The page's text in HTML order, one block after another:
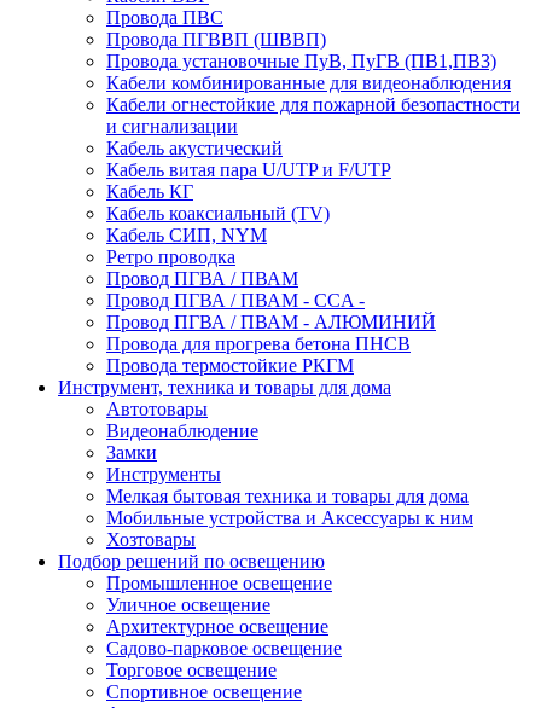
Провода ПВС
Провода ПГВВП (ШВВП)
Провода установочные ПуВ, ПуГВ (ПВ1,ПВ3)
Кабели комбинированные для видеонаблюдения
Кабели огнестойкие для пожарной безопастности
и сигнализации
Кабель акустический
Кабель витая пара U/UTP и F/UTP
Кабель КГ
Кабель коаксиальный (TV)
Кабель СИП, NYM
Ретро проводка
Провод ПГВА / ПВАМ
Провод ПГВА / ПВАМ - CCA -
Провод ПГВА / ПВАМ - АЛЮМИНИЙ
Провода для прогрева бетона ПНСВ
Провода термостойкие РКГМ
Инструмент, техника и товары для дома
Автотовары
Видеонаблюдение
Замки
Инструменты
Мелкая бытовая техника и товары для дома
Мобильные устройства и Аксессуары к ним
Хозтовары
Подбор решений по освещению
Промышленное освещение
Уличное освещение
Архитектурное освещение
Садово-парковое освещение
Торговое освещение
Спортивное освещение